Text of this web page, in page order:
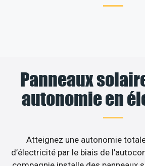
Panneaux
autonomie en
Atteignez une autonomie
d’électricité par le biais de